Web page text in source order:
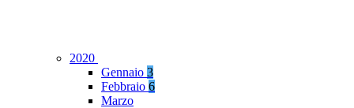
2020
Gennaio 3
Febbraio 6
Marzo